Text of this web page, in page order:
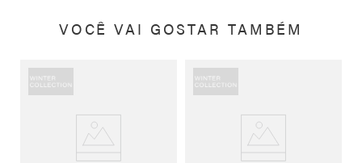
VOCÊ VAI GOSTAR TAMBÉM